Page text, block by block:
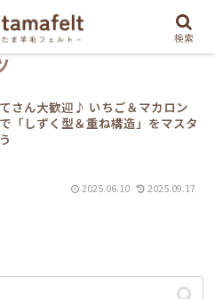
さん大歓迎♪ いちご＆マカロン
「しずく型＆重ね構造」をマスタ
2025.06.10 2025.09.17
検索